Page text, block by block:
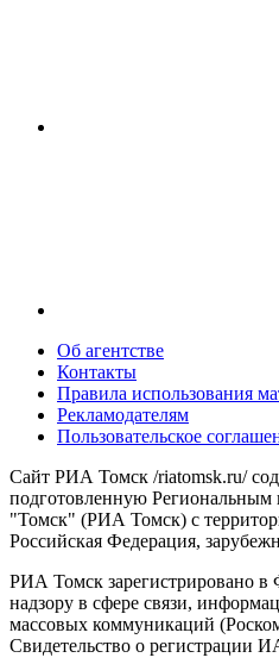
Об агентстве
Контакты
Правила использования
Рекламодателям
Пользовательское
Сайт РИА Томск /riatomsk.ru/
подготовленную
"Томск" (РИА Томск) с
Российская Федерация,
РИА Томск зарегистрировано в
надзору в сфере связи,
массовых коммуникаций
Свидетельство о регистрации